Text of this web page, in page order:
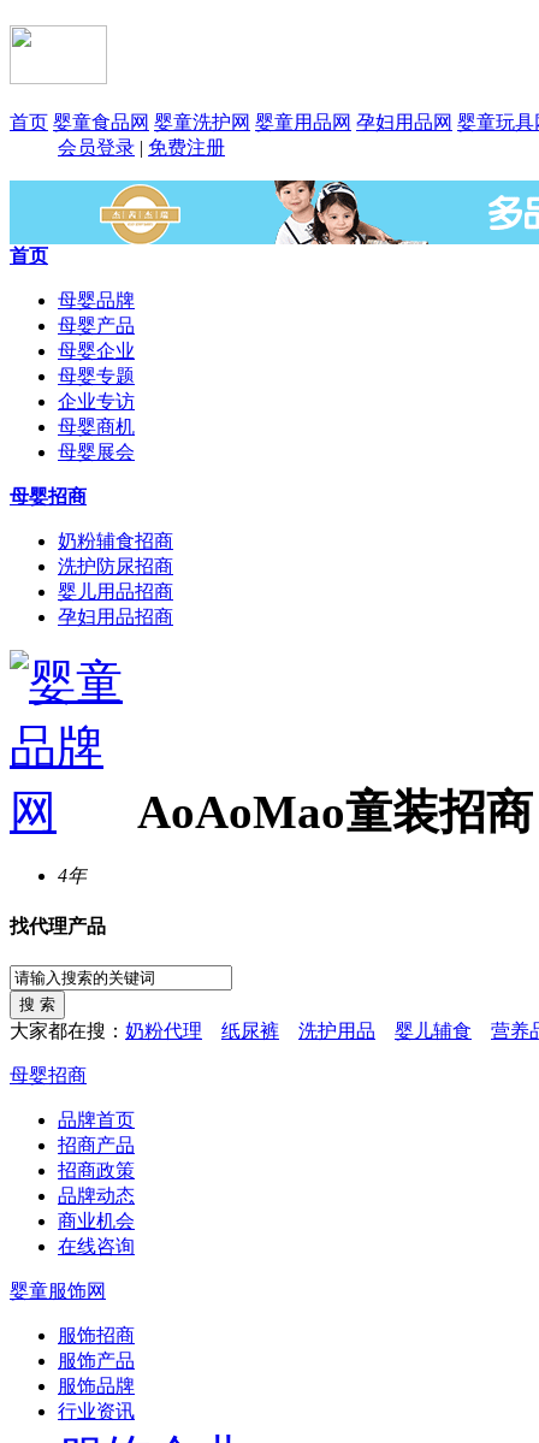
首页 婴童食品网 婴童洗护网 婴童用品网 孕妇用品网 婴童玩具
会员登录 | 免费注册
首页
母婴品牌
母婴产品
母婴企业
母婴专题
企业专访
母婴商机
母婴展会
母婴招商
奶粉辅食招商
洗护防尿招商
婴儿用品招商
孕妇用品招商
AoAoMao童装招商
4年
找代理产品
大家都在搜： 奶粉代理 纸尿裤 洗护用品 婴儿辅食 营养
母婴招商
品牌首页
招商产品
招商政策
品牌动态
商业机会
在线咨询
婴童服饰网
服饰招商
服饰产品
服饰品牌
行业资讯